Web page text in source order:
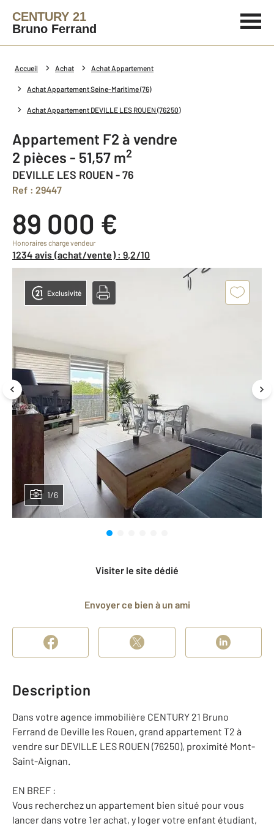
CENTURY 21
Bruno Ferrand
Accueil Achat Achat Appartement
Achat Appartement Seine-Maritime (76)
Achat Appartement DEVILLE LES ROUEN (76250)
Appartement F2 à vendre
2 pièces - 51,57 m2
DEVILLE LES ROUEN - 76
Ref : 29447
89 000 €
Honoraires charge vendeur
1234 avis (achat/vente) : 9,2/10
1/6
Exclusivité
Visiter le site dédié
Envoyer ce bien à un ami
Description
Dans votre agence immobilière CENTURY 21 Bruno
Ferrand de Deville les Rouen, grand appartement T2 à
vendre sur DEVILLE LES ROUEN (76250), proximité Mont-
Saint-Aignan.
EN BREF :
Vous recherchez un appartement bien situé pour vous
lancer dans votre 1er achat, y loger votre enfant étudiant,